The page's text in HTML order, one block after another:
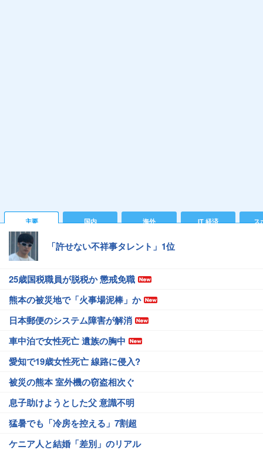
主要 国内 海外 IT 経済 ス
「許せない不祥事タレント」1位
25歳国税職員が脱税か 懲戒免職
熊本の被災地で「火事場泥棒」か
日本郵便のシステム障害が解消
車中泊で女性死亡 遺族の胸中
愛知で19歳女性死亡 線路に侵入?
被災の熊本 室外機の窃盗相次ぐ
息子助けようとした父 意識不明
猛暑でも「冷房を控える」7割超
ケニア人と結婚「差別」のリアル